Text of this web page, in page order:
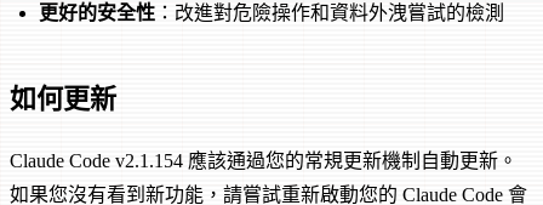
更好的安全性 ：改進對危險操作和資料外洩嘗試的檢測
如何更新
Claude Code v2.1.154 應該通過您的常規更新機制自動更新。
如果您沒有看到新功能，請嘗試重新啟動您的 Claude Code 會